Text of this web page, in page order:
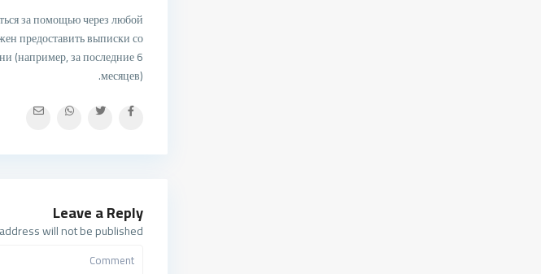
за помощью через любой
предоставить выписки со
(например, за последние 6
месяцев).
Leave a Reply
will not be published.